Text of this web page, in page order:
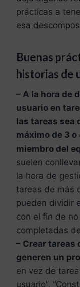
prácticas a
esa
Buenas
historias de
– A la hora de
usuario en
las tareas sea
máximo de 3
miembro del
suelen
la hora de
tareas de más
pueden dividir
con el fin de
completadas
– Crear tareas
generen un
en vez de
usuario”,